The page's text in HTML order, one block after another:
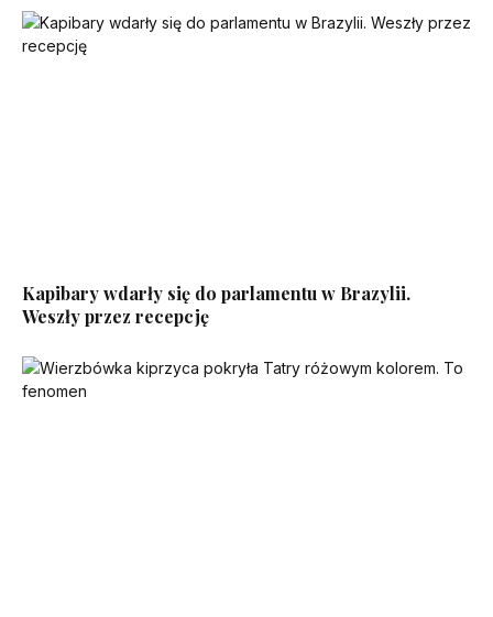
Kapibary wdarły się do parlamentu w Brazylii.
Weszły przez recepcję